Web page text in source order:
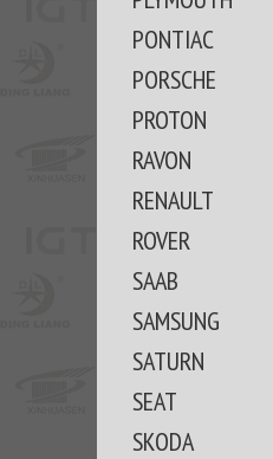
PONTIAC
PORSCHE
PROTON
RAVON
RENAULT
ROVER
SAAB
SAMSUNG
SATURN
SEAT
SKODA